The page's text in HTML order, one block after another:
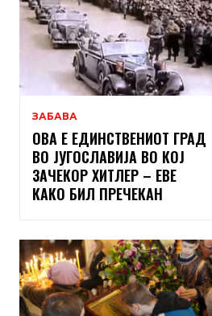
ЗАБАВА
ОВА Е ЕДИНСТВЕНИОТ ГРАД
ВО ЈУГОСЛАВИЈА ВО КОЈ
ЗАЧЕКОР ХИТЛЕР – ЕВЕ
КАКО БИЛ ПРЕЧЕКАН